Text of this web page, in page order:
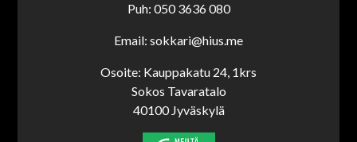
Puh: 050 3636 080
Email: sokkari@hius.me
Osoite: Kauppakatu 24, 1krs
Sokos Tavaratalo
40100 Jyväskylä